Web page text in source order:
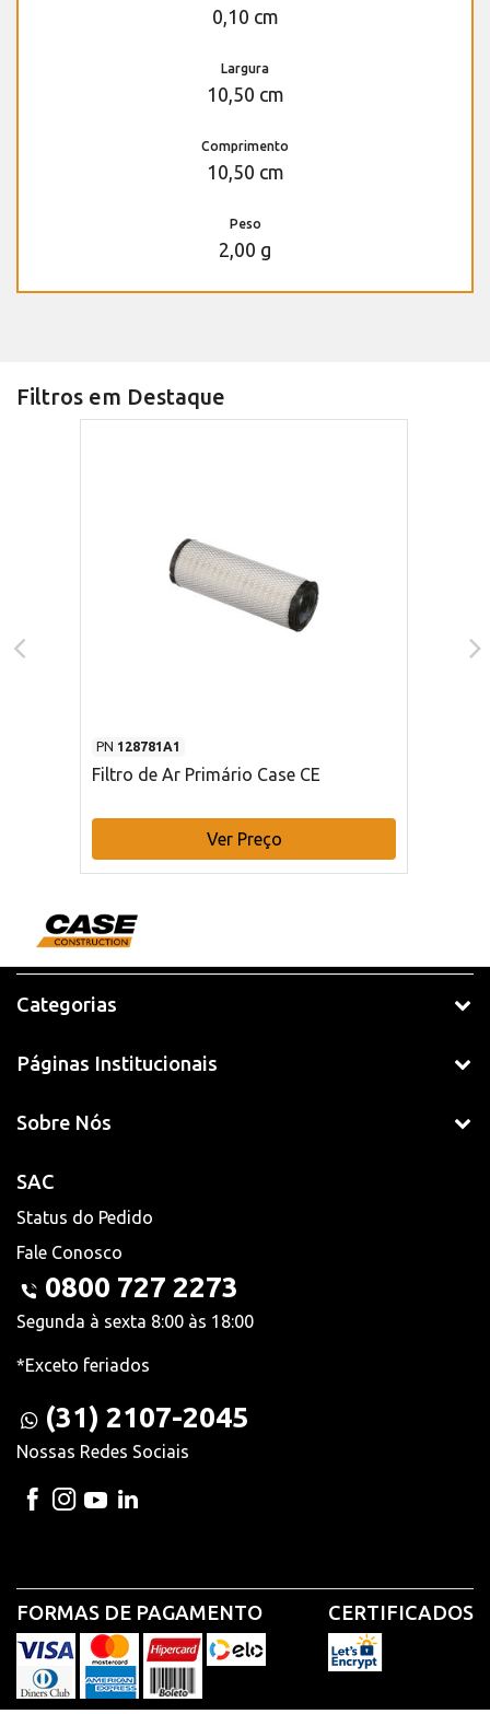
0,10 cm
Largura
10,50 cm
Comprimento
10,50 cm
Peso
2,00 g
Filtros em Destaque
PN 128781A1
Filtro de Ar Primário Case CE
Ver Preço
Categorias
Páginas Institucionais
Sobre Nós
SAC
Status do Pedido
Fale Conosco
0800 727 2273
Segunda à sexta 8:00 às 18:00
*Exceto feriados
(31) 2107-2045
Nossas Redes Sociais
FORMAS DE PAGAMENTO CERTIFICADOS